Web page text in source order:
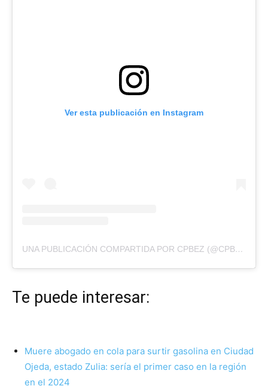
Ver esta publicación en Instagram
UNA PUBLICACIÓN COMPARTIDA POR CPBEZ (@CPBEZOFICIAL)
Te puede interesar:
Muere abogado en cola para surtir gasolina en Ciudad
Ojeda, estado Zulia: sería el primer caso en la región
en el 2024